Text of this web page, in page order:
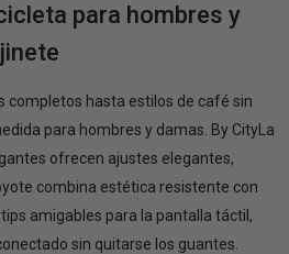
para hombres y
completos hasta estilos de café sin
para hombres y damas. By CityLa
ofrecen ajustes elegantes,
combina estética resistente con
amigables para la pantalla táctil,
sin quitarse los guantes.